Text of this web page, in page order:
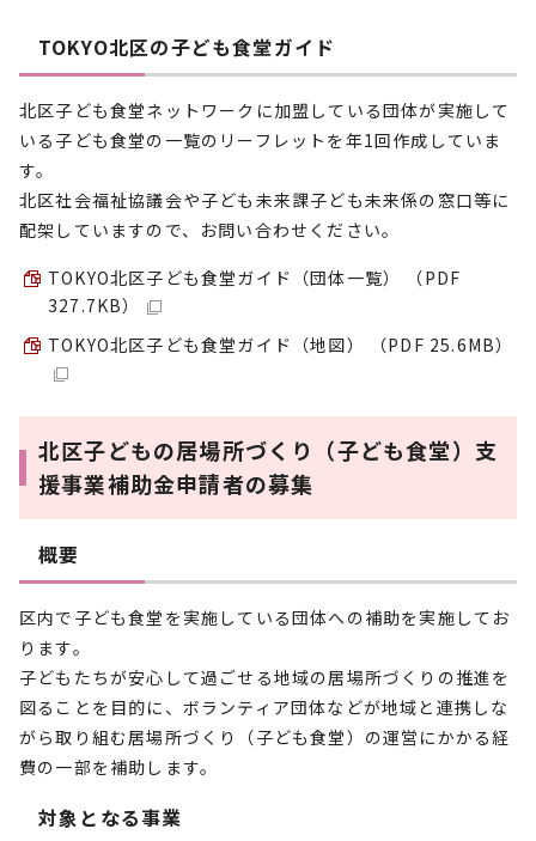
TOKYO北区の子ども食堂ガイド
北区子ども食堂ネットワークに加盟している団体が実施して
いる子ども食堂の一覧のリーフレットを年1回作成していま
す。
北区社会福祉協議会や子ども未来課子ども未来係の窓口等に
配架していますので、お問い合わせください。
TOKYO北区子ども食堂ガイド（団体一覧） （PDF
327.7KB）
TOKYO北区子ども食堂ガイド（地図） （PDF 25.6MB）
北区子どもの居場所づくり（子ども食堂）支
援事業補助金申請者の募集
概要
区内で子ども食堂を実施している団体への補助を実施してお
ります。
子どもたちが安心して過ごせる地域の居場所づくりの推進を
図ることを目的に、ボランティア団体などが地域と連携しな
がら取り組む居場所づくり（子ども食堂）の運営にかかる経
費の一部を補助します。
対象となる事業